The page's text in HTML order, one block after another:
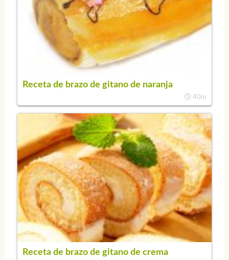
Receta de brazo de gitano de naranja
40m
Receta de brazo de gitano de crema